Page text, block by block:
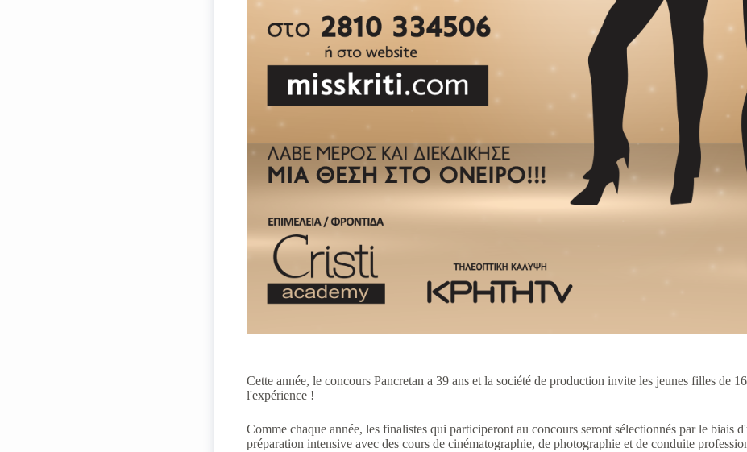
Cette année, le concours Pancretan a 39 ans et la société de production invite les jeunes filles de
l'expérience !
Comme chaque année, les finalistes qui participeront au concours seront sélectionnés par le biais
préparation intensive avec des cours de cinématographie, de photographie et de conduite